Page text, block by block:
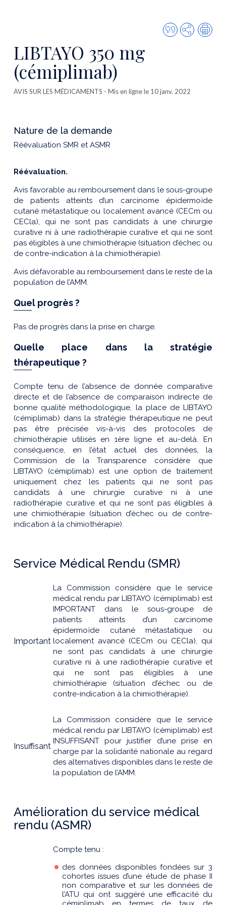
Citer
cette
Partager
LIBTAYO 350 mg
(cémiplimab)
AVIS SUR LES MÉDICAMENTS - Mis en ligne le 10 janv. 2022
Nature de la demande
Réévaluation SMR et ASMR
Réévaluation.
Avis favorable au remboursement dans le sous-groupe
de patients atteints d’un carcinome épidermoïde
cutané métastatique ou localement avancé (CECm ou
CECla), qui ne sont pas candidats à une chirurgie
curative ni à une radiothérapie curative et qui ne sont
pas éligibles à une chimiothérapie (situation d’échec ou
de contre-indication à la chimiothérapie).
Avis défavorable au remboursement dans le reste de la
population de l’AMM.
Quel progrès ?
Pas de progrès dans la prise en charge.
Quelle place dans la stratégie
thérapeutique ?
Compte tenu de l’absence de donnée comparative
directe et de l’absence de comparaison indirecte de
bonne qualité méthodologique, la place de LIBTAYO
(cémiplimab) dans la stratégie thérapeutique ne peut
pas être précisée vis-à-vis des protocoles de
chimiothérapie utilisés en 1ère ligne et au-delà. En
conséquence, en l’état actuel des données, la
Commission de la Transparence considère que
LIBTAYO (cémiplimab) est une option de traitement
uniquement chez les patients qui ne sont pas
candidats à une chirurgie curative ni à une
radiothérapie curative et qui ne sont pas éligibles à
une chimiothérapie (situation d’échec ou de contre-
indication à la chimiothérapie).
Service Médical Rendu (SMR)
Important
La Commission considère que le service
médical rendu par LIBTAYO (cémiplimab) est
IMPORTANT dans le sous-groupe de
patients atteints d’un carcinome
épidermoïde cutané métastatique ou
localement avancé (CECm ou CECla), qui
ne sont pas candidats à une chirurgie
curative ni à une radiothérapie curative et
qui ne sont pas éligibles à une
chimiothérapie (situation d’échec ou de
contre-indication à la chimiothérapie).
Insuffisant
La Commission considère que le service
médical rendu par LIBTAYO (cémiplimab) est
INSUFFISANT pour justifier d’une prise en
charge par la solidarité nationale au regard
des alternatives disponibles dans le reste de
la population de l’AMM.
Amélioration du service médical
rendu (ASMR)
Compte tenu :
des données disponibles fondées sur 3
cohortes issues d’une étude de phase II
non comparative et sur les données de
l’ATU qui ont suggéré une efficacité du